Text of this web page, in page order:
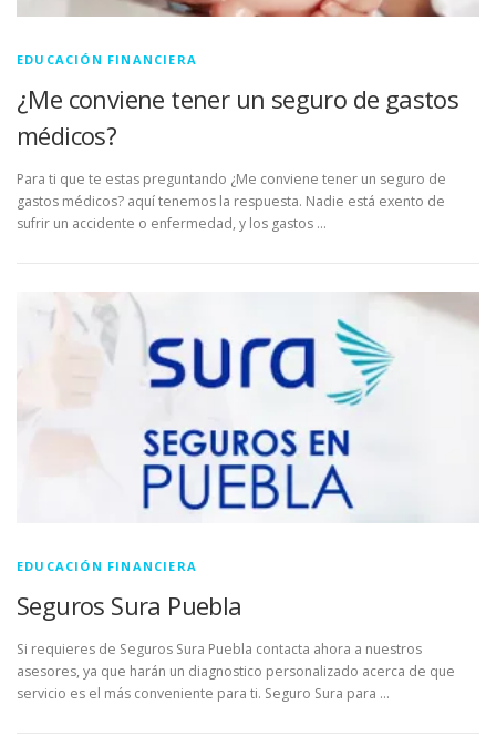
EDUCACIÓN FINANCIERA
¿Me conviene tener un seguro de gastos
médicos?
Para ti que te estas preguntando ¿Me conviene tener un seguro de
gastos médicos? aquí tenemos la respuesta. Nadie está exento de
sufrir un accidente o enfermedad, y los gastos …
EDUCACIÓN FINANCIERA
Seguros Sura Puebla
Si requieres de Seguros Sura Puebla contacta ahora a nuestros
asesores, ya que harán un diagnostico personalizado acerca de que
servicio es el más conveniente para ti. Seguro Sura para …